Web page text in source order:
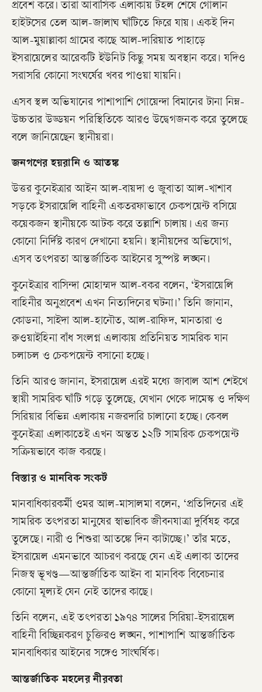
প্রবেশ করে। তারা আবাসিক এলাকায় টহল শেষে গোলান
হাইটসের তেল আল-জালাঘ ঘাঁটিতে ফিরে যায়। একই দিন
আল-মুয়াল্লাকা গ্রামের কাছে আল-দারিয়াত পাহাড়ে
ইসরায়েলের আরেকটি ইউনিট কিছু সময় অবস্থান করে। যদিও
সরাসরি কোনো সংঘর্ষের খবর পাওয়া যায়নি।
এসব স্থল অভিযানের পাশাপাশি গোয়েন্দা বিমানের টানা নিম্ন-
উচ্চতার উড্ডয়ন পরিস্থিতিকে আরও উদ্বেগজনক করে তুলেছে
বলে জানিয়েছেন স্থানীয়রা।
জনগণের হয়রানি ও আতঙ্ক
উত্তর কুনেইত্রার আইন আল-বায়দা ও জুবাতা আল-খাশাব
সড়কে ইসরায়েলি বাহিনী একতরফাভাবে চেকপয়েন্ট বসিয়ে
কয়েকজন স্থানীয়কে আটক করে তল্লাশি চালায়। এর জন্য
কোনো নির্দিষ্ট কারণ দেখানো হয়নি। স্থানীয়দের অভিযোগ,
এসব তৎপরতা আন্তর্জাতিক আইনের সুস্পষ্ট লঙ্ঘন।
কুনেইত্রার বাসিন্দা মোহাম্মদ আল-বকর বলেন, ‘ইসরায়েলি
বাহিনীর অনুপ্রবেশ এখন নিত্যদিনের ঘটনা।’ তিনি জানান,
কোডনা, সাইদা আল-হানৌত, আল-রাফিদ, মানতারা ও
রুওয়াইহিনা বাঁধ সংলগ্ন এলাকায় প্রতিনিয়ত সামরিক যান
চলাচল ও চেকপয়েন্ট বসানো হচ্ছে।
তিনি আরও জানান, ইসরায়েল এরই মধ্যে জাবাল আশ শেইখে
স্থায়ী সামরিক ঘাঁটি গড়ে তুলেছে, যেখান থেকে দামেস্ক ও দক্ষিণ
সিরিয়ার বিভিন্ন এলাকায় নজরদারি চালানো হচ্ছে। কেবল
কুনেইত্রা এলাকাতেই এখন অন্তত ১২টি সামরিক চেকপয়েন্ট
সক্রিয়ভাবে কাজ করছে।
বিস্তার ও মানবিক সংকট
মানবাধিকারকর্মী ওমর আল-মাসালমা বলেন, ‘প্রতিদিনের এই
সামরিক তৎপরতা মানুষের স্বাভাবিক জীবনযাত্রা দুর্বিষহ করে
তুলেছে। নারী ও শিশুরা আতঙ্কে দিন কাটাচ্ছে।’ তাঁর মতে,
ইসরায়েল এমনভাবে আচরণ করছে যেন এই এলাকা তাদের
নিজস্ব ভূখণ্ড—আন্তর্জাতিক আইন বা মানবিক বিবেচনার
কোনো মূল্যই যেন নেই তাদের কাছে।
তিনি বলেন, এই তৎপরতা ১৯৭৪ সালের সিরিয়া-ইসরায়েল
বাহিনী বিচ্ছিন্নকরণ চুক্তিরও লঙ্ঘন, পাশাপাশি আন্তর্জাতিক
মানবাধিকার আইনের সঙ্গেও সাংঘর্ষিক।
আন্তর্জাতিক মহলের নীরবতা